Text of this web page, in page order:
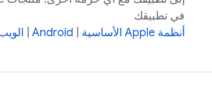
في تطبيقك
أنظمة Apple الأساسية
Android